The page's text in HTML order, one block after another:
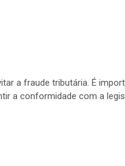
a fraude tributária. É
a conformidade com a